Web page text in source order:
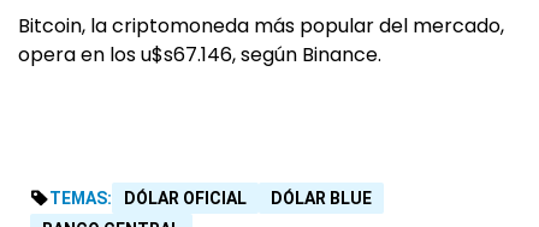
Bitcoin, la criptomoneda más popular del mercado,
opera en los u$s67.146, según Binance.
TEMAS: DÓLAR OFICIAL
DÓLAR BLUE